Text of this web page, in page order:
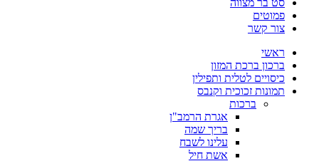
פמוטים
צור קשר
ראשי
ברכון ברכת המזון
כיסויים לטלית ותפילין
תמונות זכוכית וקנבס
ברכות
אגרת הרמב"ן
בריך שמה
עלינו לשבח
אשת חיל